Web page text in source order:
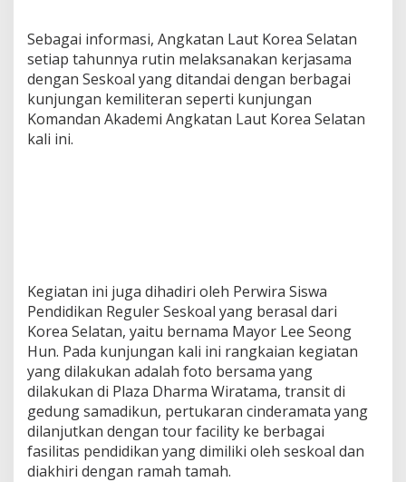
Sebagai informasi, Angkatan Laut Korea Selatan
setiap tahunnya rutin melaksanakan kerjasama
dengan Seskoal yang ditandai dengan berbagai
kunjungan kemiliteran seperti kunjungan
Komandan Akademi Angkatan Laut Korea Selatan
kali ini.
Kegiatan ini juga dihadiri oleh Perwira Siswa
Pendidikan Reguler Seskoal yang berasal dari
Korea Selatan, yaitu bernama Mayor Lee Seong
Hun. Pada kunjungan kali ini rangkaian kegiatan
yang dilakukan adalah foto bersama yang
dilakukan di Plaza Dharma Wiratama, transit di
gedung samadikun, pertukaran cinderamata yang
dilanjutkan dengan tour facility ke berbagai
fasilitas pendidikan yang dimiliki oleh seskoal dan
diakhiri dengan ramah tamah.